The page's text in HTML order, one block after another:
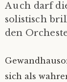
Auch darf
solistisch
den
sich als